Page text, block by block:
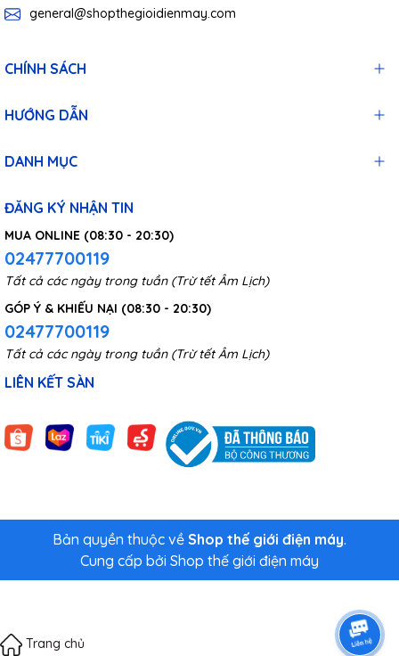
general@shopthegioidienmay.com
CHÍNH SÁCH
HƯỚNG DẪN
DANH MỤC
ĐĂNG KÝ NHẬN TIN
MUA ONLINE (08:30 - 20:30)
02477700119
Tất cả các ngày trong tuần (Trừ tết Âm Lịch)
GÓP Ý & KHIẾU NẠI (08:30 - 20:30)
02477700119
Tất cả các ngày trong tuần (Trừ tết Âm Lịch)
LIÊN KẾT SÀN
Bản quyền thuộc về Shop thế giới điện máy.
Cung cấp bởi Shop thế giới điện máy
Trang chủ